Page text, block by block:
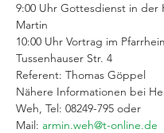
9:00 Uhr Gottesdienst in der
Martin
10:00 Uhr Vortrag im
Tussenhauser Str. 4
Referent: Thomas Göppel
Nähere Informationen bei
Weh, Tel: 08249-795 oder
Mail: armin.weh@t-online.de